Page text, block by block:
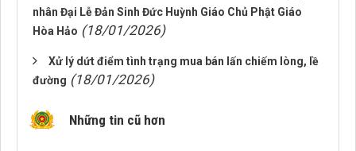
nhân Đại Lễ Đản Sinh Đức Huỳnh Giáo Chủ Phật Giáo
Hòa Hảo (18/01/2026)
Xử lý dứt điểm tình trạng mua bán lấn chiếm lòng, lề
đường (18/01/2026)
Những tin cũ hơn